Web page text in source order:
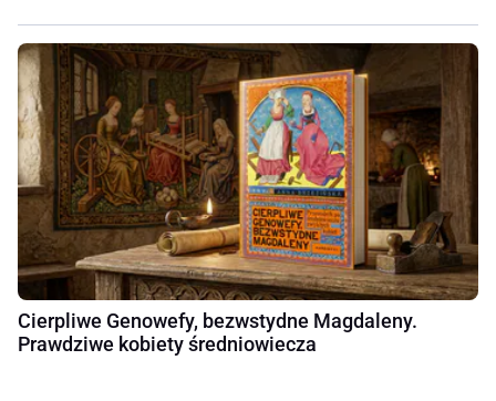
Cierpliwe Genowefy, bezwstydne Magdaleny.
Prawdziwe kobiety średniowiecza